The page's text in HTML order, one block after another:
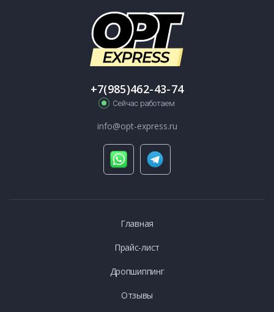
+7(985)462-43-74
Сейчас работаем
info@opt-express.ru
Главная
Прайс-лист
Дропшиппинг
Отзывы